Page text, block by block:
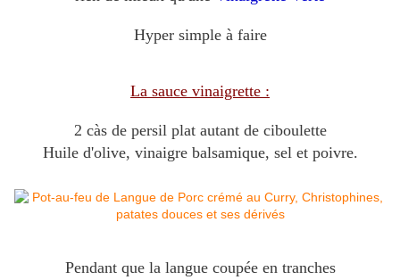
Hyper simple à faire
La sauce vinaigrette :
2 càs de persil plat autant de ciboulette
Huile d'olive, vinaigre balsamique, sel et poivre.
Pendant que la langue coupée en tranches